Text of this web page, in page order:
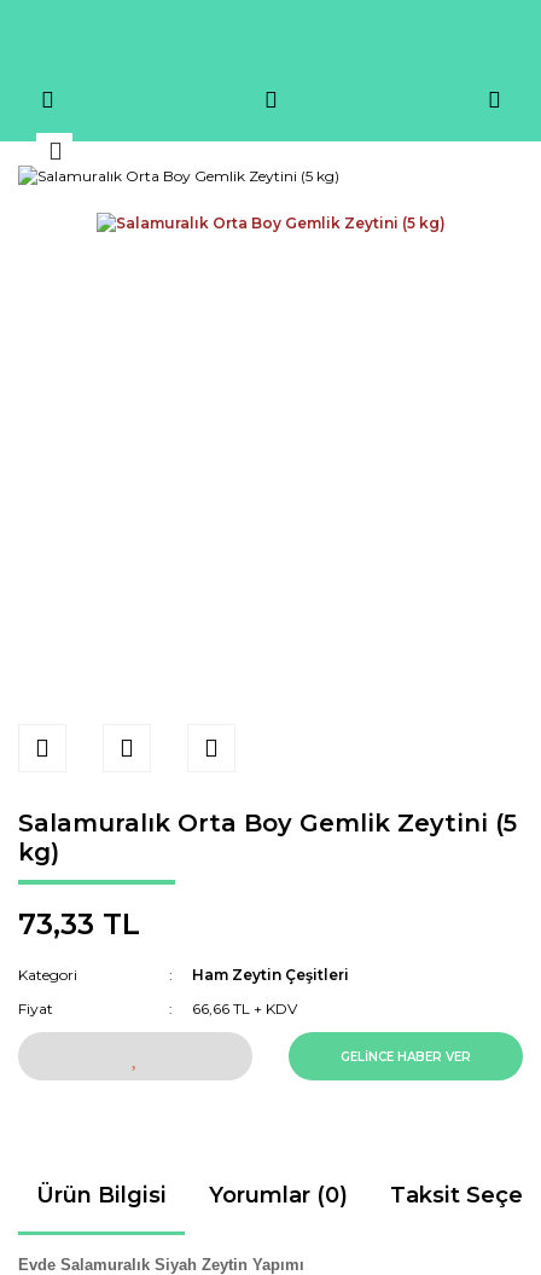
Salamuralık Orta Boy Gemlik Zeytini (5
kg)
73,33 TL
Kategori
Ham Zeytin Çeşitleri
Fiyat
66,66 TL + KDV
GELİNCE HABER VER
Ürün Bilgisi Yorumlar (0) Taksit
Evde Salamuralık Siyah Zeytin Yapımı